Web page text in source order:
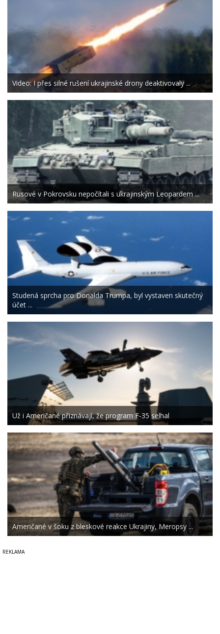
Video: I přes silné rušení ukrajinské drony deaktivovaly ...
Rusové v Pokrovsku nepočítali s ukrajinským Leopardem ...
Studená sprcha pro Donalda Trumpa, byl vystaven skutečný
účet ...
Už i Američané přiznávají, že program F-35 selhal
Američané v šoku z bleskové reakce Ukrajiny, Meropsy ...